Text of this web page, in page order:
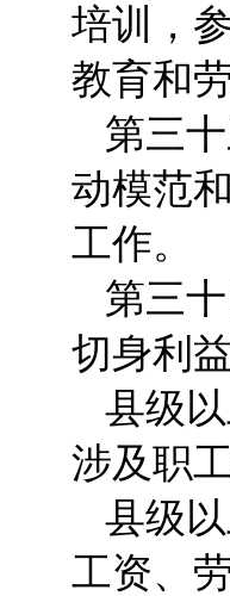
培训，
教育和
第三
动模范
工作。
第三
切身利
县级
涉及职
县级
工资、